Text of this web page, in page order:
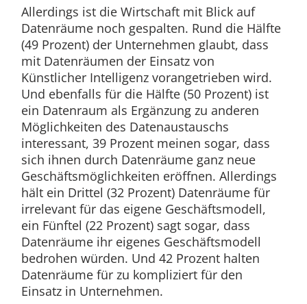
Allerdings ist die Wirtschaft mit Blick auf
Datenräume noch gespalten. Rund die Hälfte
(49 Prozent) der Unternehmen glaubt, dass
mit Datenräumen der Einsatz von
Künstlicher Intelligenz vorangetrieben wird.
Und ebenfalls für die Hälfte (50 Prozent) ist
ein Datenraum als Ergänzung zu anderen
Möglichkeiten des Datenaustauschs
interessant, 39 Prozent meinen sogar, dass
sich ihnen durch Datenräume ganz neue
Geschäftsmöglichkeiten eröffnen. Allerdings
hält ein Drittel (32 Prozent) Datenräume für
irrelevant für das eigene Geschäftsmodell,
ein Fünftel (22 Prozent) sagt sogar, dass
Datenräume ihr eigenes Geschäftsmodell
bedrohen würden. Und 42 Prozent halten
Datenräume für zu kompliziert für den
Einsatz in Unternehmen.